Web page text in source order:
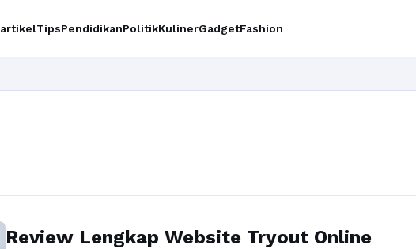
artikelTipsPendidikanPolitikKulinerGadgetFashion
Review Lengkap Website Tryout Online